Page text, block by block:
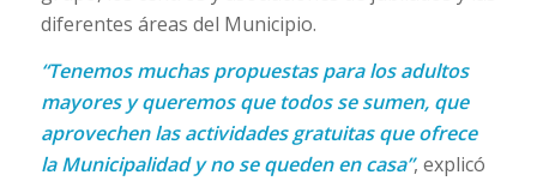
diferentes áreas del Municipio.
“Tenemos muchas propuestas para los adultos
mayores y queremos que todos se sumen, que
aprovechen las actividades gratuitas que ofrece
la Municipalidad y no se queden en casa”, explicó